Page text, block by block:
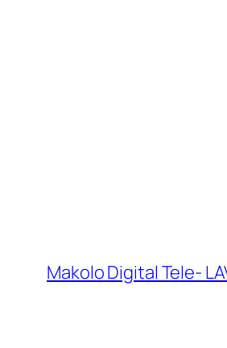
Makolo Digital Tele-